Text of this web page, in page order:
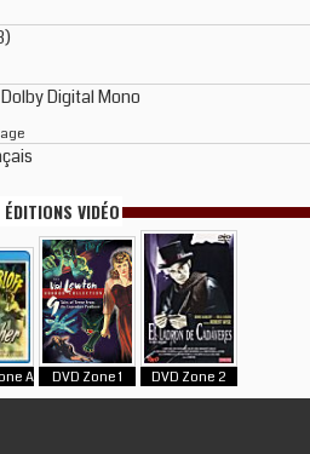
Digital Mono
VIDÉO
A DVD Zone 1 DVD Zone 2